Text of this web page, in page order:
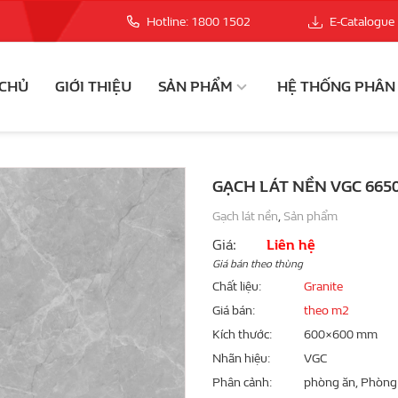
Hotline: 1800 1502 E-Catalogue
GIỚI THIỆU SẢN PHẨM HỆ THỐNG
GẠCH LÁT NỀN VGC
Gạch lát nền, Sản phẩm
Giá: Liên hệ
Giá bán theo thùng
Chất liệu
Granite
Giá bán
theo m2
Kích thước
600×600 mm
Nhãn hiệu
VGC
Phân cảnh
phòng ăn,